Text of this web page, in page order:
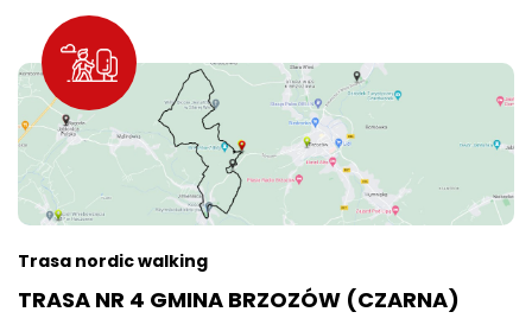
Trasa nordic walking
TRASA NR 4 GMINA BRZOZÓW (CZARNA)